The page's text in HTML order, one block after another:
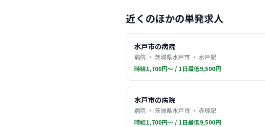
近くのほかの単発求人
水戸市の病院
病院 ・ 茨城県水戸市 ・ 水戸駅
時給1,700円〜 / 1日最低9,500円
水戸市の病院
病院 ・ 茨城県水戸市 ・ 赤塚駅
時給1,700円〜 / 1日最低9,500円